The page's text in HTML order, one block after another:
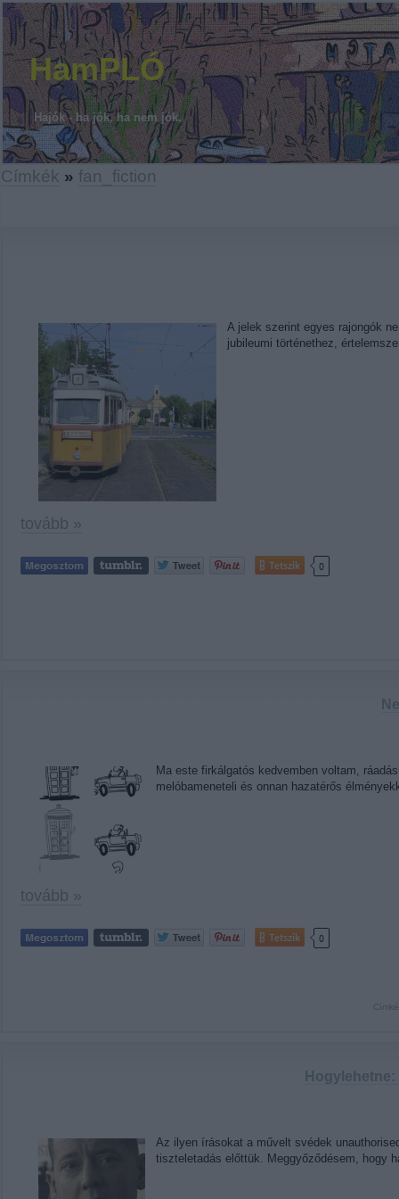
HamPLÓ
Hajók - ha jók, ha nem jók.
Címkék » fan_fiction
A jelek szerint egyes rajongók
jubileumi történethez,
tovább »
Tetszik 0
Ma este firkálgatós kedvemben voltam,
melóbameneteli és onnan hazatérős
tovább »
Tetszik 0
Az ilyen írásokat a művelt svédek
tiszteletadás előttük. Meggyőződésem, hogy